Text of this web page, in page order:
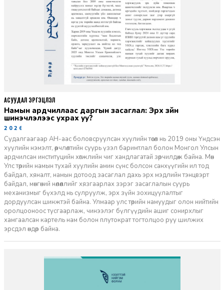
Намын ардчиллаас даргын засаглал: Эрх зүйн
шинэчлэлээс ухрах уу?
2026-07-08
Судалгаагаар АН-аас боловсруулсан хуулийн төсөл нь 2019 оны Үндсэн
хуулийн нэмэлт, өөрчлөлтийн суурь үзэл баримтлал болон Монгол Улсын
ардчилсан институцийн хөгжлийн чиг хандлагатай зөрчилдөж байна. Мөн
Улс төрийн намын тухай хуулийн амин сүнс болсон санхүүгийн ил тод
байдал, хяналт, намын дотоод засаглал дахь эрх мэдлийн тэнцвэрт
байдал, мөнгөний нөлөөллийг хязгаарлах зэрэг засаглалын суурь
механизмыг бүхэлд нь сулруулж, эрх зүйн зохицуулалтыг
дордуулсан шинжтэй байна. Улмаар улс төрийн намуудыг олон нийтийн
оролцооноос тусгаарлаж, чинээлэг бүлгүүдийн ашиг сонирхлыг
хамгаалсан картель нам болон плутократ тогтолцоо руу шилжих
эрсдэл өндөр байна.
АСУУДАЛ ЭРГЭЦҮҮЛЭЛ